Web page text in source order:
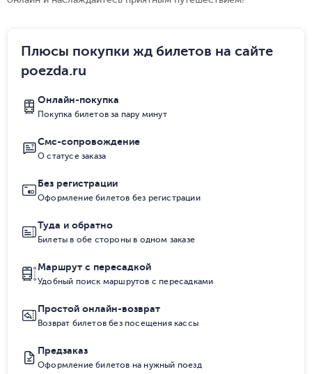
Плюсы покупки жд билетов на сайте
poezda.ru
Онлайн-покупка
Покупка билетов за пару минут
Смс-сопровождение
О статусе заказа
Без регистрации
Оформление билетов без регистрации
Туда и обратно
Билеты в обе стороны в одном заказе
Маршрут с пересадкой
Удобный поиск маршрутов с пересадками
Простой онлайн-возврат
Возврат билетов без посещения кассы
Предзаказ
Оформление билетов на нужный поезд